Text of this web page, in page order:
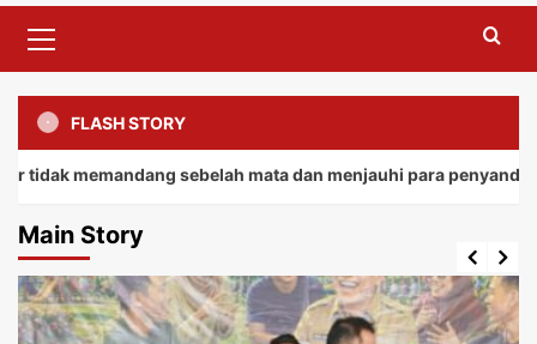
Menu
FLASH STORY
sebelah mata dan menjauhi para penyandang.
Main Story